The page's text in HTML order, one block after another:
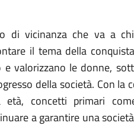
di vicinanza che va a
il tema della
valorizzano le donne,
della società. Con la
età, concetti primari
a garantire una